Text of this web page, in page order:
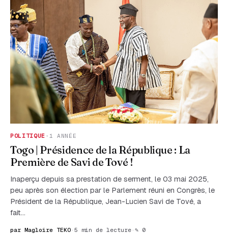
POLITIQUE · 1 ANNÉE
Togo | Présidence de la République : La
Première de Savi de Tové !
Inaperçu depuis sa prestation de serment, le 03 mai 2025,
peu après son élection par le Parlement réuni en Congrès, le
Président de la République, Jean-Lucien Savi de Tové, a
fait…
par Magloire TEKO · 5 min de lecture · ✎ 0